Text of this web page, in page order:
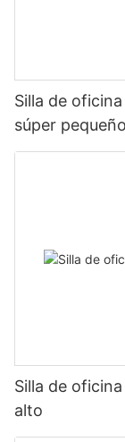
Silla de
súper
Silla de
alto